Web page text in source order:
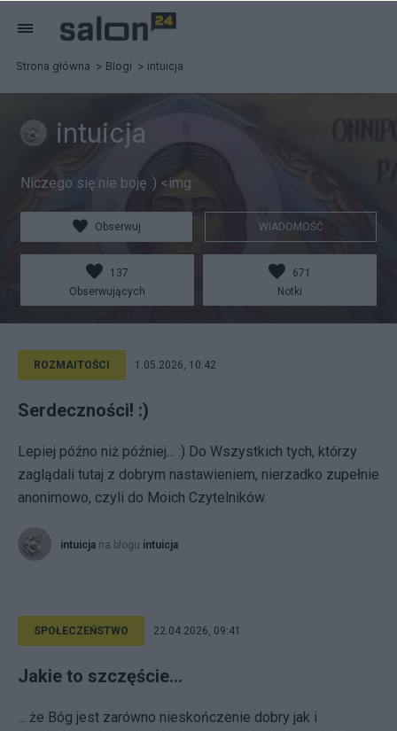
Strona główna Blogi intuicja
intuicja
Niczego się nie boję :) <img
Obserwuj WIADOMOŚĆ
137
Obserwujących
671
Notki
ROZMAITOŚCI 1.05.2026, 10:42
Serdeczności! :)
Lepiej późno niż później... :) Do Wszystkich tych, którzy
zaglądali tutaj z dobrym nastawieniem, nierzadko zupełnie
anonimowo, czyli do Moich Czytelników.
intuicja na blogu intuicja
SPOŁECZEŃSTWO 22.04.2026, 09:41
Jakie to szczęście...
... że Bóg jest zarówno nieskończenie dobry jak i